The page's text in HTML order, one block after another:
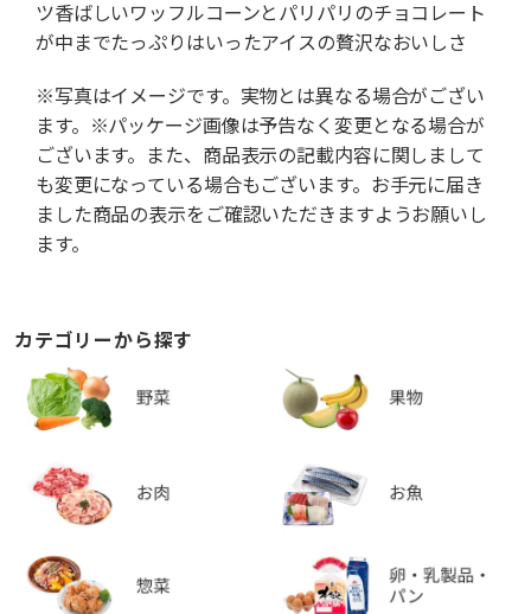
ツ香ばしいワッフルコーンとパリパリのチョコレート
が中までたっぷりはいったアイスの贅沢なおいしさ
※写真はイメージです。実物とは異なる場合がござい
ます。※パッケージ画像は予告なく変更となる場合が
ございます。また、商品表示の記載内容に関しまして
も変更になっている場合もございます。お手元に届き
ました商品の表示をご確認いただきますようお願いし
ます。
カテゴリーから探す